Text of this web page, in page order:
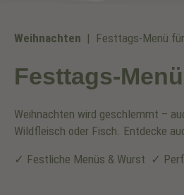
Weihnachten Festtags-Menü
Festtags-
Weihnachten wird geschlemmt –
Wildfleisch oder Fisch. Entdecke
✓ Festliche Menüs & Wurst ✓